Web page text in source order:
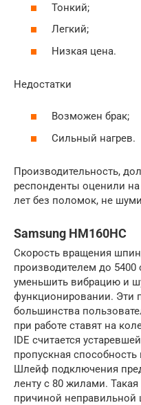
Тонкий;
Легкий;
Низкая цена.
Недостатки
Возможен брак;
Сильный нагрев.
Производительность,
респонденты оценили на
лет без поломок, не
Samsung HM160HC
Скорость вращения
производителем до
уменьшить вибрацию и
функционировании. Эти
большинства
при работе ставят на
IDE считается
пропускная
Шлейф подключения
ленту с 80 жилами.
причиной неправильной